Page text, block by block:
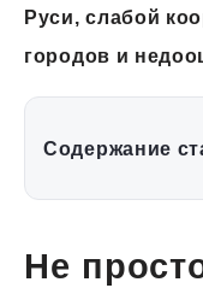
Руси, слабой
городов и
Содержание
Не